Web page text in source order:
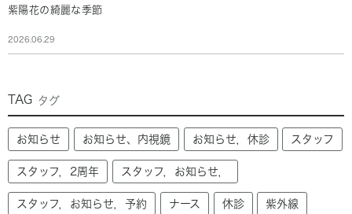
紫陽花の綺麗な季節
2026.06.29
TAG タグ
お知らせ お知らせ、内視鏡 お知らせ，休診 スタッフ
スタッフ，2周年 スタッフ，お知らせ，
スタッフ，お知らせ，予約 ナース 休診 紫外線